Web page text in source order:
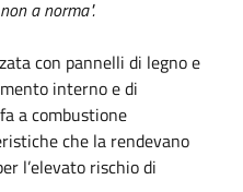
a norma".
con pannelli di legno e
interno e di
a combustione
che la rendevano
l’elevato rischio di